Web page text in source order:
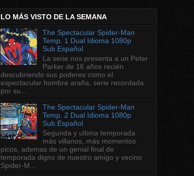
LO MÁS VISTO DE LA SEMANA
The Spectacular Spider-Man
Temp. 1 Dual Idioma 1080p
Sub.Español
La serie nos presenta a un Peter
Parker de 16 años recién
descubriendo sus poderes como el
espectacular hombre araña, serie recordada
por su...
The Spectacular Spider-Man
Temp. 2 Dual Idioma 1080p
Sub.Español
Segunda y ultima temporada
más villanos, más momentos
picos, ademas de un genial final de
temporada digno de nuestro amigo y vecino
Spider-M...